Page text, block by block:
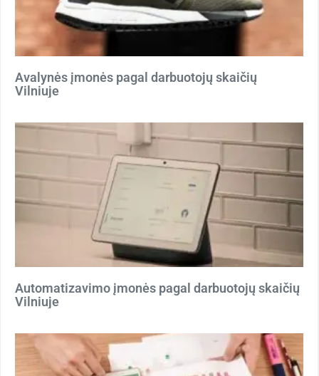
Avalynės įmonės pagal darbuotojų skaičių
Vilniuje
Automatizavimo įmonės pagal darbuotojų skaičių
Vilniuje